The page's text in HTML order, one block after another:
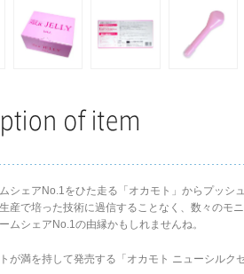
シェアNo.1をひた走る「オカモト」からプッシ
産で培った技術に過信することなく、数々のモ
ムシェアNo.1の由縁かもしれませんね。
が満を持して発売する「オカモト ニューシルク